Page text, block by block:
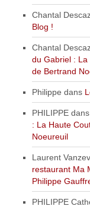
Chantal
Blog !
Chantal
du Gabriel :
de Bertrand
Philippe dans
PHILIPPE dans
: La Haute
Noeureuil
Laurent
restaurant Ma
Philippe
PHILIPPE